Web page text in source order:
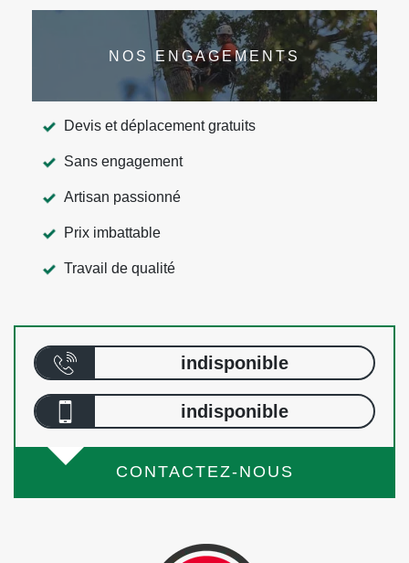
NOS ENGAGEMENTS
Devis et déplacement gratuits
Sans engagement
Artisan passionné
Prix imbattable
Travail de qualité
indisponible
indisponible
CONTACTEZ-NOUS